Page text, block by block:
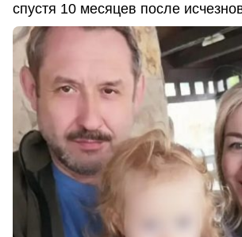
спустя 10 месяцев после